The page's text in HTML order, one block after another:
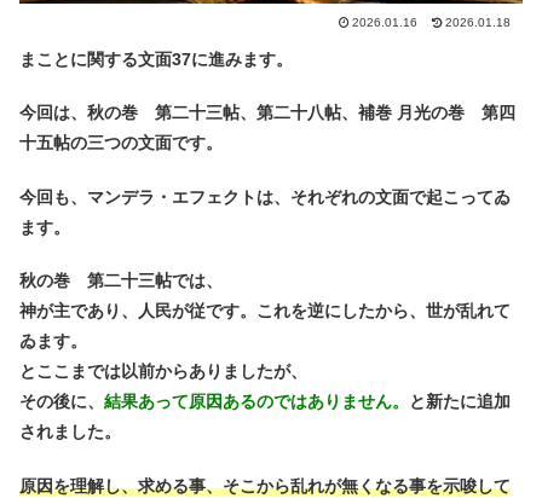
2026.01.16 2026.01.18
まことに関する文面37に進みます。
今回は、秋の巻 第二十三帖、第二十八帖、補巻 月光の巻 第四
十五帖の三つの文面です。
今回も、マンデラ・エフェクトは、それぞれの文面で起こってゐ
ます。
秋の巻 第二十三帖では、
神が主であり、人民が従です。これを逆にしたから、世が乱れて
ゐます。
とここまでは以前からありましたが、
その後に、 結果あって原因あるのではありません。
と新たに追加
されました。
原因を理解し、求める事、そこから乱れが無くなる事を示唆して